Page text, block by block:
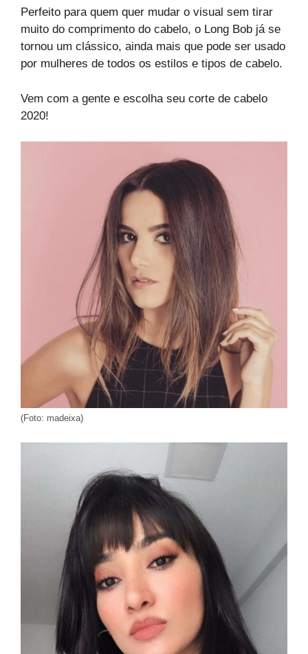
Perfeito para quem quer mudar o visual sem tirar
muito do comprimento do cabelo, o Long Bob já se
tornou um clássico, ainda mais que pode ser usado
por mulheres de todos os estilos e tipos de cabelo.
Vem com a gente e escolha seu corte de cabelo
2020!
(Foto: madeixa)